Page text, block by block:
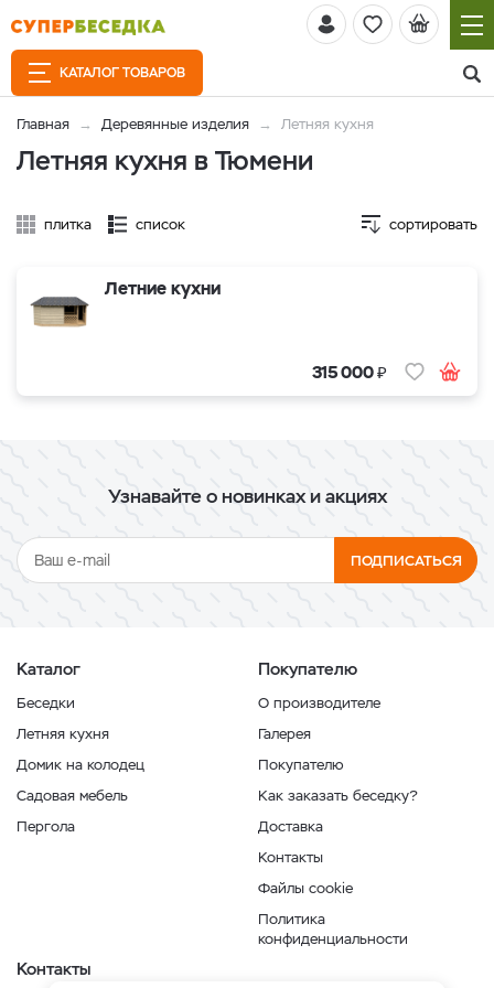
КАТАЛОГ ТОВАРОВ
Главная Деревянные изделия Летняя кухня
Летняя кухня в Тюмени
плитка список сортировать
Летние кухни
315 000₽
Узнавайте о новинках и акциях
ПОДПИСАТЬСЯ
Каталог
Беседки
Летняя кухня
Домик на колодец
Садовая мебель
Пергола
Покупателю
О производителе
Галерея
Покупателю
Как заказать беседку?
Доставка
Контакты
Файлы cookie
Политика
конфиденциальности
Контакты